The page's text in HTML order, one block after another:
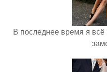
В последнее время я